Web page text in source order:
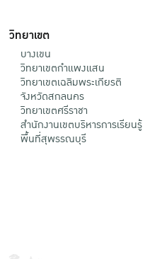
วิทยาเขต
บางเขน
วิทยาเขตกําแพงแสน
วิทยาเขตเฉลิมพระเกียรติ
จังหวัดสกลนคร
วิทยาเขตศรีราชา
สำนักงานเขตบริหารการเรียนรู้
พื้นที่สุพรรณบุรี